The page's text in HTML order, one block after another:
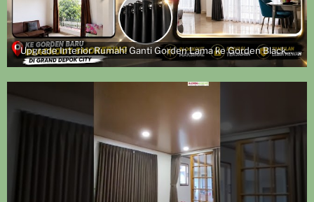
Upgrade Interior Rumah! Ganti Gorden Lama ke Gorden Blackout Smokering | Pasang di Grand Depok City